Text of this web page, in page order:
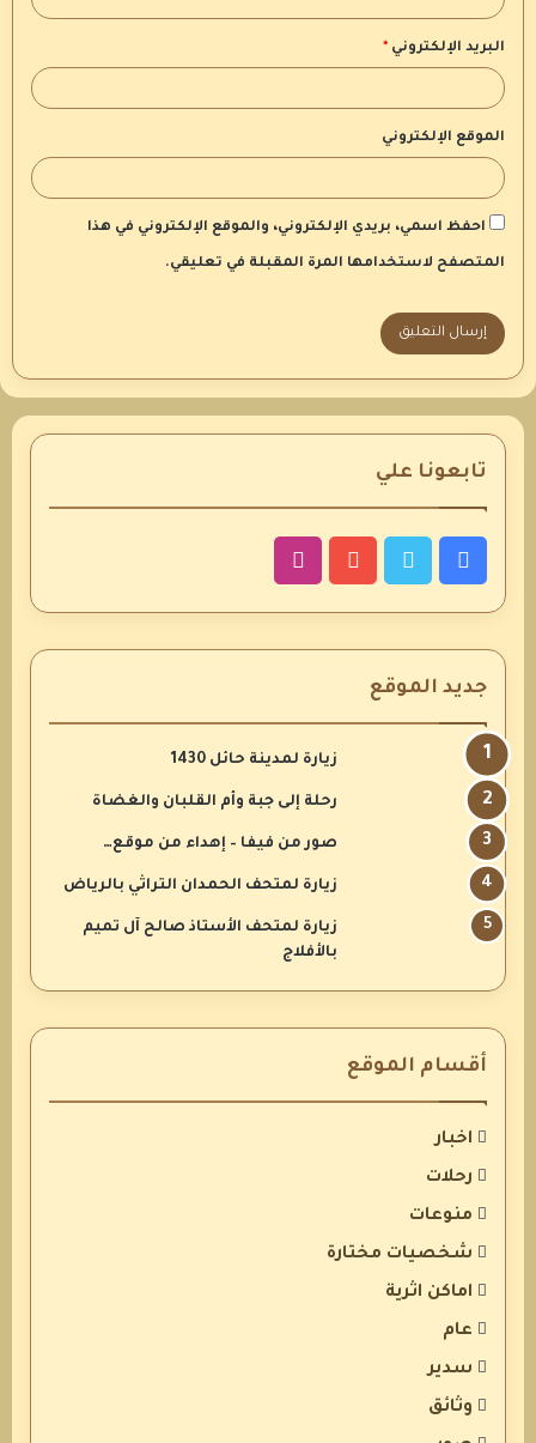
البريد الإلكتروني *
الموقع الإلكتروني
احفظ اسمي، بريدي الإلكتروني، والموقع الإلكتروني في هذا
المتصفح لاستخدامها المرة المقبلة في تعليقي.
تابعونا علي
فيسبوك يوتيوب
جديد الموقع
زيارة لمدينة حائل 1430
رحلة إلى جبة وأم القلبان والغضاة
صور من فيفا – إهداء من موقع…
زيارة لمتحف الحمدان التراثي بالرياض
زيارة لمتحف الأستاذ صالح آل تميم
بالأفلاج
أقسام الموقع
اخبار
رحلات
منوعات
شخصيات مختارة
اماكن اثرية
عام
سدير
وثائق